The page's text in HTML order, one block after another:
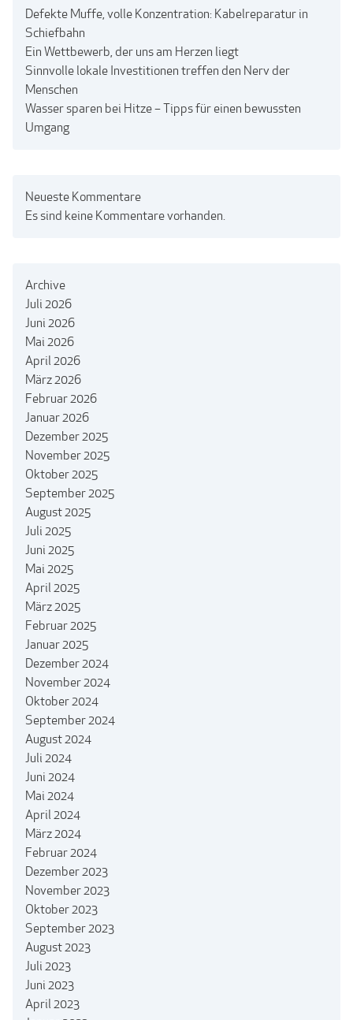
Defekte Muffe, volle Konzentration: Kabelreparatur in
Schiefbahn
Ein Wettbewerb, der uns am Herzen liegt
Sinnvolle lokale Investitionen treffen den Nerv der
Menschen
Wasser sparen bei Hitze – Tipps für einen bewussten
Umgang
Neueste Kommentare
Es sind keine Kommentare vorhanden.
Archive
Juli 2026
Juni 2026
Mai 2026
April 2026
März 2026
Februar 2026
Januar 2026
Dezember 2025
November 2025
Oktober 2025
September 2025
August 2025
Juli 2025
Juni 2025
Mai 2025
April 2025
März 2025
Februar 2025
Januar 2025
Dezember 2024
November 2024
Oktober 2024
September 2024
August 2024
Juli 2024
Juni 2024
Mai 2024
April 2024
März 2024
Februar 2024
Dezember 2023
November 2023
Oktober 2023
September 2023
August 2023
Juli 2023
Juni 2023
April 2023